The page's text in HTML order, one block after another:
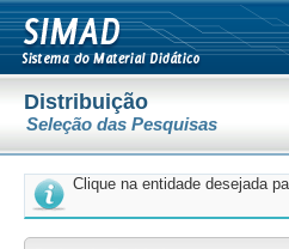
Distribuição
Seleção das Pesquisas
Clique na entidade desejada